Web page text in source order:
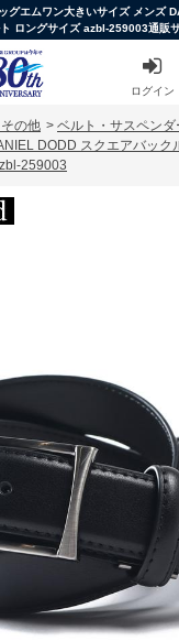
グエムワン大きいサイズ メンズ
ロングサイズ azbl-259003通販
ログイン
の他 > ベルト・サスペンダ
DODD スクエアバック
259003